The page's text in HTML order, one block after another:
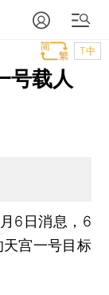
T中
号载人
6日消息，6
宫一号目标